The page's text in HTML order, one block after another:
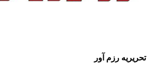
تحریریه رزم آور